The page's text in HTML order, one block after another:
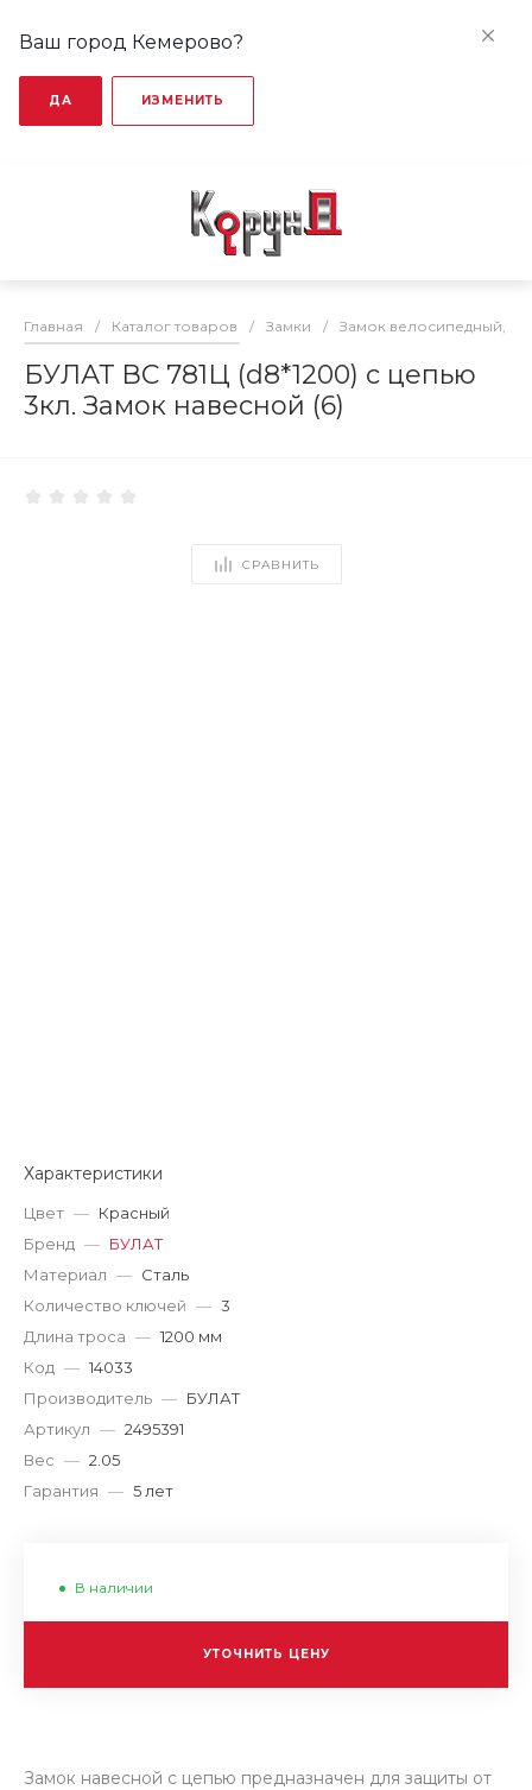
Ваш город Кемерово?
ДА ИЗМЕНИТЬ
Главная / Каталог товаров / Замки / Замок велосипедный,
БУЛАТ ВС 781Ц (d8*1200) с цепью
3кл. Замок навесной (6)
СРАВНИТЬ
Характеристики
Цвет — Красный
Бренд — БУЛАТ
Материал — Сталь
Количество ключей — 3
Длина троса — 1200 мм
Код — 14033
Производитель — БУЛАТ
Артикул — 2495391
Вес — 2.05
Гарантия — 5 лет
В наличии
УТОЧНИТЬ ЦЕНУ
Замок навесной с цепью предназначен для защиты от